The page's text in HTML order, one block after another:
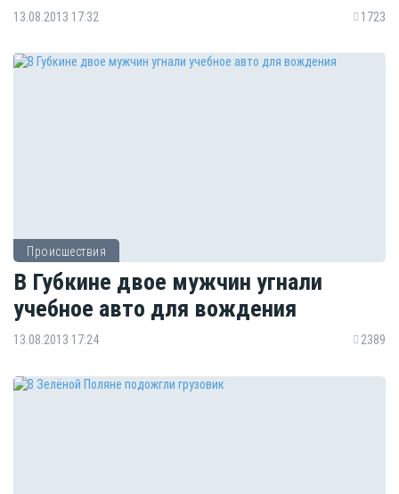
13.08.2013 17:32 1723
Происшествия
В Губкине двое мужчин угнали
учебное авто для вождения
13.08.2013 17:24 2389